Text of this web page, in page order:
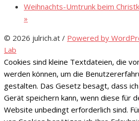
Weihnachts-Umtrunk beim
»
© 2026 julrich.at / Powered by
Lab
Cookies sind kleine Textdateien, die
werden können, um die
gestalten. Das Gesetz besagt, dass
Gerät speichern kann, wenn diese für
Website unbedingt erforderlich sind.